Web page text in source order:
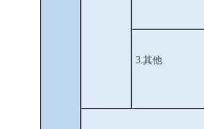
3. 其他